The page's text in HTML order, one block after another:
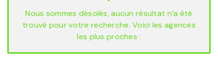
Nous sommes désolés, aucun résultat n’a été
trouvé pour votre recherche. Voici les agences
les plus proches :